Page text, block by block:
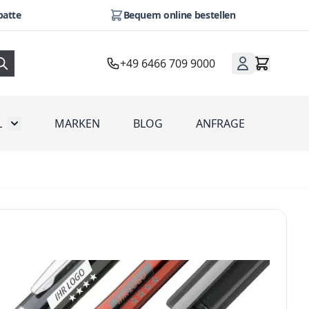
Bequem online bestellen
+49 6466 709 9000
Toggle submenu for Werbeartikel
MARKEN BLOG ANFRAGE